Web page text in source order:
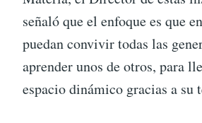
señaló que el enfoque es que
puedan convivir todas las
aprender unos de otros, para
espacio dinámico gracias a su